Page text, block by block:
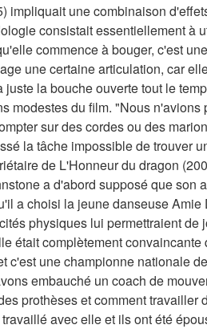
impliquait une combinaison
consistait essentiellement à
commence à bouger, c'est
une certaine articulation, car
la bouche ouverte tout le
modestes du film. "Nous
sur des cordes ou des
la tâche impossible de trouver
de L'Honneur du dragon
a d'abord supposé que son
a choisi la jeune danseuse
physiques lui permettraient de
était complètement
c'est une championne nationale
embauché un coach de
prothèses et comment travailler
avec elle et ils ont été